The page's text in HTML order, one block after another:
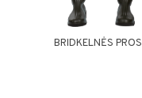
BRIDKELNĖS PROS